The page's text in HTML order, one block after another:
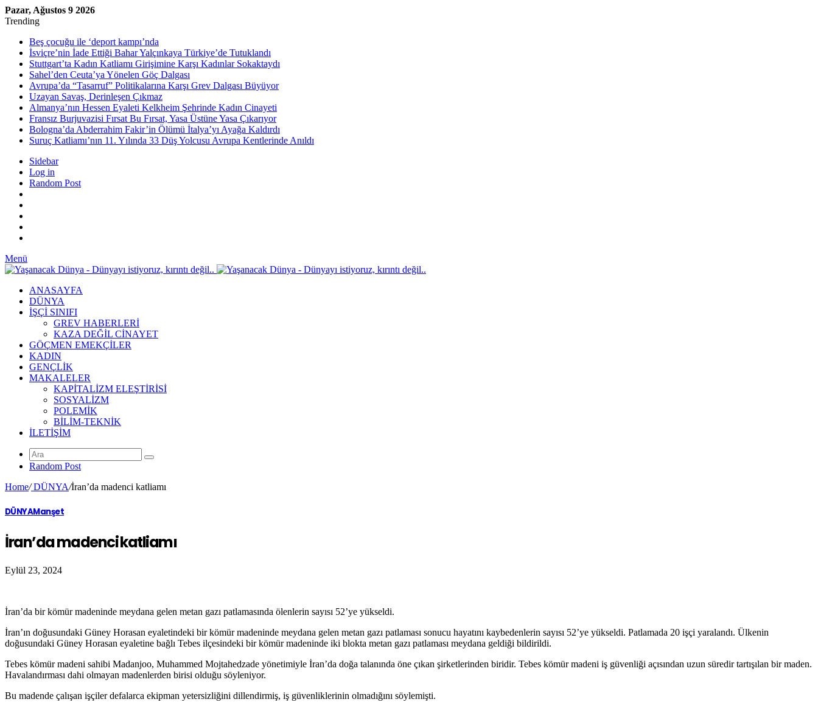
Pazar, Ağustos 9 2026
Trending
Beş çocuğu ile ‘deport kampı’nda
İsviçre’nin İade Ettiği Bahar Yalçınkaya Türkiye’de Tutuklandı
Stuttgart’ta Kadın Katliamı Girişimine Karşı Kadınlar Sokaktaydı
Sahel’den Ceuta’ya Yönelen Göç Dalgası
Avrupa’da “Tasarruf” Politikalarına Karşı Grev Dalgası Büyüyor
Uzayan Savaş, Derinleşen Çıkmaz
Almanya’nın Hessen Eyaleti Kelkheim Şehrinde Kadın Cinayeti
Fransız Burjuvazisi Fırsat Bu Fırsat, Yasa Üstüne Yasa Çıkarıyor
Bologna’da Abderrahim Fakir’in Ölümü İtalya’yı Ayağa Kaldırdı
Suruç Katliamı’nın 11. Yılında 33 Düş Yolcusu Avrupa Kentlerinde Anıldı
Sidebar
Log in
Random Post
Menü
ANASAYFA
DÜNYA
İŞÇİ SINIFI
GREV HABERLERİ
KAZA DEĞİL CİNAYET
GÖÇMEN EMEKÇİLER
KADIN
GENÇLİK
MAKALELER
KAPİTALİZM ELEŞTİRİSİ
SOSYALİZM
POLEMİK
BİLİM-TEKNİK
ILETIŞIM
Random Post
Home/DÜNYA/İran’da madenci katliamı
DÜNYAManşet
İran’da madenci katliamı
Eylül 23, 2024
İran’da bir kömür madeninde meydana gelen metan gazı patlamasında ölenlerin sayısı 52’ye yükseldi.
İran’ın doğusundaki Güney Horasan eyaletindeki bir kömür madeninde meydana gelen metan gazı patlaması sonucu hayatını kaybedenlerin sayısı 52’ye yükseldi. Patlamada 20 işçi yaralandı. Ülkenin
doğusundaki Güney Horasan eyaletine bağlı Tebes ilçesindeki bir kömür madeninde iki blokta metan gazı patlaması meydana geldiği bildirildi.
Tebes kömür madeni sahibi Madanjoo, Muhammed Mojtahedzade yönetimiyle İran’da doğa talanında öne çıkan şirketlerinden biridir. Tebes kömür madeni iş güvenliği açısından uzun süredir tartışılan bir maden.
Havalandırması dahi olmayan madenlerden birisi olduğu söyleniyor.
Bu madende çalışan işçiler defalarca ekipman yetersizliğini dillendirmiş, iş güvenliklerinin olmadığını söylemişti.